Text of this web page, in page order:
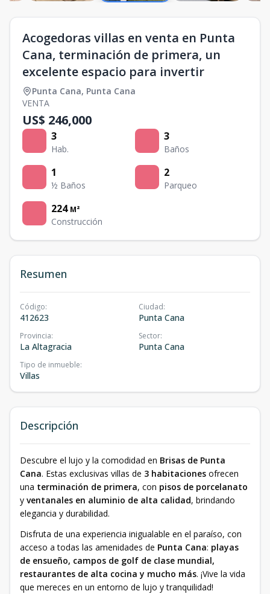
Acogedoras villas en venta en Punta
Cana, terminación de primera, un
excelente espacio para invertir
Punta Cana, Punta Cana
VENTA
US$ 246,000
3
Hab.
3
Baños
1
½ Baños
2
Parqueo
224 M²
Construcción
Resumen
Código:
412623
Ciudad:
Punta Cana
Provincia:
La Altagracia
Sector:
Punta Cana
Tipo de inmueble:
Villas
Descripción
Descubre el lujo y la comodidad en Brisas de Punta
Cana. Estas exclusivas villas de 3 habitaciones ofrecen
una terminación de primera, con pisos de porcelanato
y ventanales en aluminio de alta calidad, brindando
elegancia y durabilidad.
Disfruta de una experiencia inigualable en el paraíso, con
acceso a todas las amenidades de Punta Cana: playas
de ensueño, campos de golf de clase mundial,
restaurantes de alta cocina y mucho más. ¡Vive la vida
que mereces en un entorno de lujo y tranquilidad!